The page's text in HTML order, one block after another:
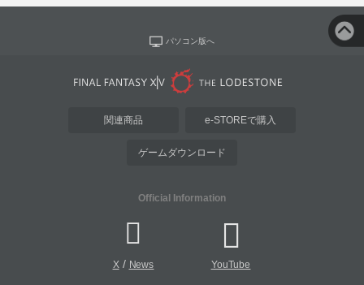
パソコン版へ
関連商品 e-STOREで購入
ゲームダウンロード
Official Information
X/ News YouTube